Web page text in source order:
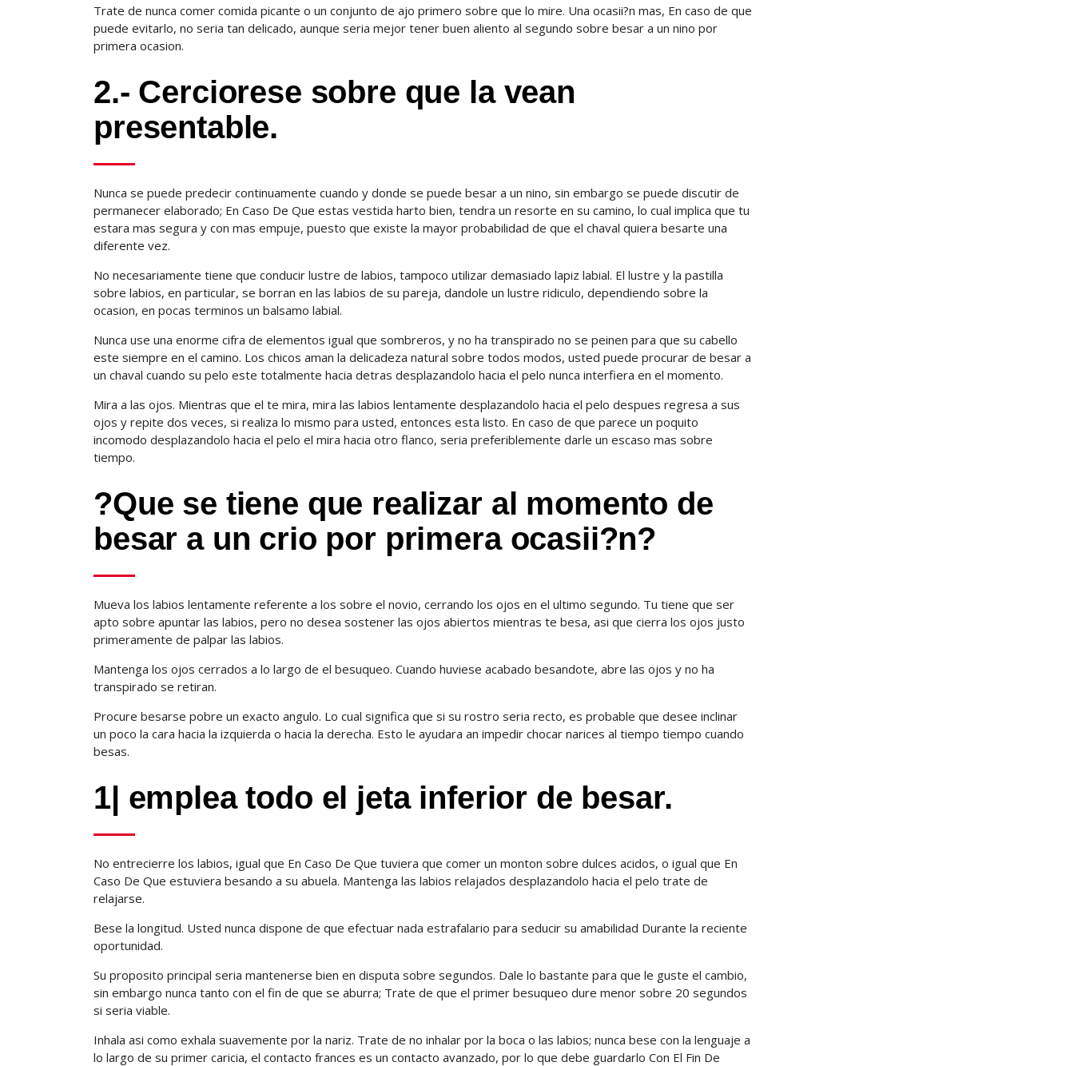
Trate de nunca comer comida picante o un conjunto de ajo primero sobre que lo mire. Una ocasii?n mas, En caso de que
puede evitarlo, no seri­a tan delicado, aunque seri­a mejor tener buen aliento al segundo sobre besar a un nino por
primera ocasion.
2.- Cerciorese sobre que la vean
presentable.
Nunca se puede predecir continuamente cuando y donde se puede besar a un nino, sin embargo se puede discutir de
permanecer elaborado; En Caso De Que estas vestida harto bien, tendra un resorte en su camino, lo cual implica que tu
estara mas segura y con mas empuje, puesto que existe la mayor probabilidad de que el chaval quiera besarte una
diferente vez.
No necesariamente tiene que conducir lustre de labios, tampoco utilizar demasiado lapiz labial. El lustre y la pastilla
sobre labios, en particular, se borran en las labios de su pareja, dandole un lustre ridiculo, dependiendo sobre la
ocasion, en pocas terminos un balsamo labial.
Nunca use una enorme cifra de elementos igual que sombreros, y no ha transpirado no se peinen para que su cabello
este siempre en el camino. Los chicos aman la delicadeza natural sobre todos modos, usted puede procurar de besar a
un chaval cuando su pelo este totalmente hacia detras desplazandolo hacia el pelo nunca interfiera en el momento.
Mira a las ojos. Mientras que el te mira, mira las labios lentamente desplazandolo hacia el pelo despues regresa a sus
ojos y repite dos veces, si realiza lo mismo para usted, entonces esta listo. En caso de que parece un poquito
incomodo desplazandolo hacia el pelo el mira hacia otro flanco, seri­a preferiblemente darle un escaso mas sobre
tiempo.
?Que se tiene que realizar al momento de
besar a un crio por primera ocasii?n?
Mueva los labios lentamente referente a los sobre el novio, cerrando los ojos en el ultimo segundo. Tu tiene que ser
apto sobre apuntar las labios, pero no desea sostener las ojos abiertos mientras te besa, asi que cierra los ojos justo
primeramente de palpar las labios.
Mantenga los ojos cerrados a lo largo de el besuqueo. Cuando huviese acabado besandote, abre las ojos y no ha
transpirado se retiran.
Procure besarse pobre un exacto angulo. Lo cual significa que si su rostro seri­a recto, es probable que desee inclinar
un poco la cara hacia la izquierda o hacia la derecha. Esto le ayudara an impedir chocar narices al tiempo tiempo cuando
besas.
1| emplea todo el jeta inferior de besar.
No entrecierre los labios, igual que En Caso De Que tuviera que comer un monton sobre dulces acidos, o igual que En
Caso De Que estuviera besando a su abuela. Mantenga las labios relajados desplazandolo hacia el pelo trate de
relajarse.
Bese la longitud. Usted nunca dispone de que efectuar nada estrafalario para seducir su amabilidad Durante la reciente
oportunidad.
Su proposito principal seri­a mantenerse bien en disputa sobre segundos. Dale lo bastante para que le guste el cambio,
sin embargo nunca tanto con el fin de que se aburra; Trate de que el primer besuqueo dure menor sobre 20 segundos
si seri­a viable.
Inhala asi­ como exhala suavemente por la nariz. Trate de no inhalar por la boca o las labios; nunca bese con la lenguaje a
lo largo de su primer caricia, el contacto frances es un contacto avanzado, por lo que debe guardarlo Con El Fin De